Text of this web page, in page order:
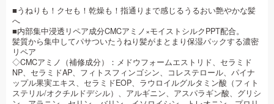
■うねりも！クセも！乾燥も！指通りまで感じるうるおい艶やかな髪
へ
■内部集中浸透リペア成分CMCアミノ×モイストシルクPPT配合。
髪質から集中してパサついたうねり髪がまとまり保湿パックする濃密
リペア
◇CMCアミノ（補修成分）：メドウフォームエストリド、セラミド
NP、セラミドAP、フィトスフィンゴシン、コレステロール、パイナ
ップル果実エキス、セラミドEOP、ラウロイルグルタミン酸（フィト
ステリル/オクチルドデシル）、アルギニン、アスパラギン酸、グリシ